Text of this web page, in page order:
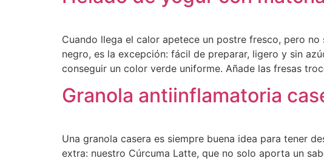
Cuando llega el calor apetece un postre fresco, pero
negro, es la excepción: fácil de preparar, ligero y sin
conseguir un color verde uniforme. Añade las fresas
Granola antiinflamatoria
Una granola casera es siempre buena idea para tener
extra: nuestro Cúrcuma Latte, que no solo aporta un